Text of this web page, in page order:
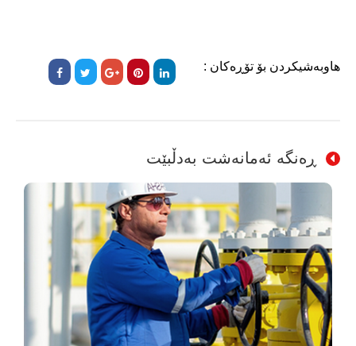
هاوبەشیکردن بۆ تۆڕەکان :
ڕەنگە ئەمانەشت بەدڵبێت